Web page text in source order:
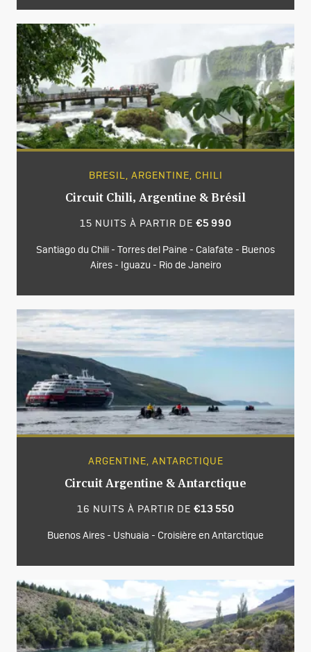
BRESIL, ARGENTINE, CHILI
Circuit Chili, Argentine & Brésil
15 NUITS À PARTIR DE €5 990
Santiago du Chili - Torres del Paine - Calafate - Buenos
Aires - Iguazu - Rio de Janeiro
ARGENTINE, ANTARCTIQUE
Circuit Argentine & Antarctique
16 NUITS À PARTIR DE €13 550
Buenos Aires - Ushuaia - Croisière en Antarctique